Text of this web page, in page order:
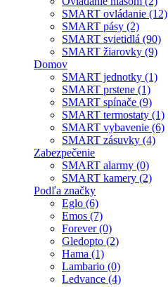
SMART ovládanie (12)
SMART pásy (2)
SMART svietidlá (90)
SMART žiarovky (9)
Domov
SMART jednotky (1)
SMART prstene (1)
SMART spínače (9)
SMART termostaty (1)
SMART vybavenie (6)
SMART zásuvky (4)
Zabezpečenie
SMART alarmy (0)
SMART kamery (2)
Podľa značky
Eglo (6)
Emos (7)
Forever (0)
Gledopto (2)
Hama (1)
Lambario (0)
Ledvance (4)